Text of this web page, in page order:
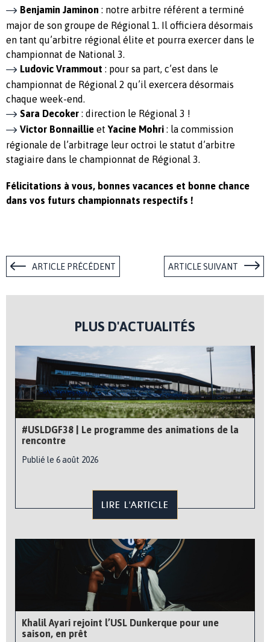
Benjamin Jaminon : notre arbitre référent a terminé
major de son groupe de Régional 1. Il officiera désormais
en tant qu’arbitre régional élite et pourra exercer dans le
championnat de National 3.
Ludovic Vrammout : pour sa part, c’est dans le
championnat de Régional 2 qu’il exercera désormais
chaque week-end.
Sara Decoker : direction le Régional 3 !
Victor Bonnaillie etYacine Mohri : la commission
régionale de l’arbitrage leur octroi le statut d’arbitre
stagiaire dans le championnat de Régional 3.
Félicitations à vous, bonnes vacances et bonne chance
dans vos futurs championnats respectifs !
ARTICLE PRÉCÉDENT ARTICLE SUIVANT
PLUS D'ACTUALITÉS
#USLDGF38 | Le programme des animations de la
rencontre
Publié le 6 août 2026
LIRE L'ARTICLE
Khalil Ayari rejoint l’USL Dunkerque pour une
saison, en prêt